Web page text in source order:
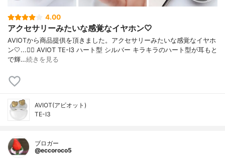
4.00
アクセサリーみたいな感覚なイヤホン🤍
AVIOTから商品提供を頂きました。アクセサリーみたいな感覚なイヤホ
ン🤍...👉🏻 AVIOT TE-I3 ハート型 シルバー キラキラのハート型が耳もと
で輝…続きを見る
AVIOT(アビオット)
TE-I3
ブロガー
@eccoroco5